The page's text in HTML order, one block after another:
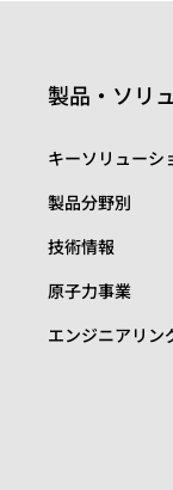
製品・ソリ
キーソリューシ
製品分野別
技術情報
原子力事業
エンジニアリン